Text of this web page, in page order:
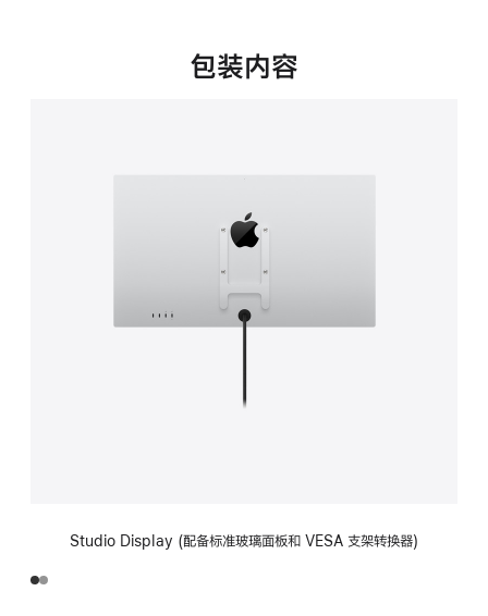
中
包装内容
Studio Display (配备标准玻璃面板和 VESA 支架转换器)